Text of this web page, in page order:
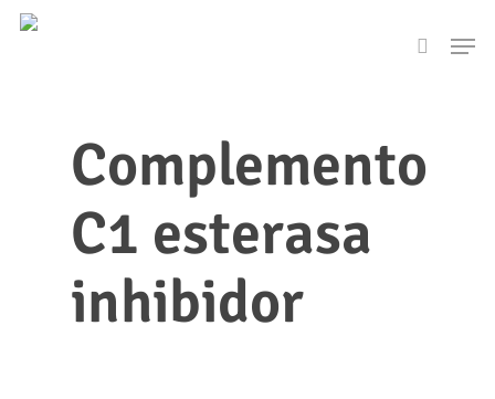
Skip
search
Complemento
C1 esterasa
inhibidor